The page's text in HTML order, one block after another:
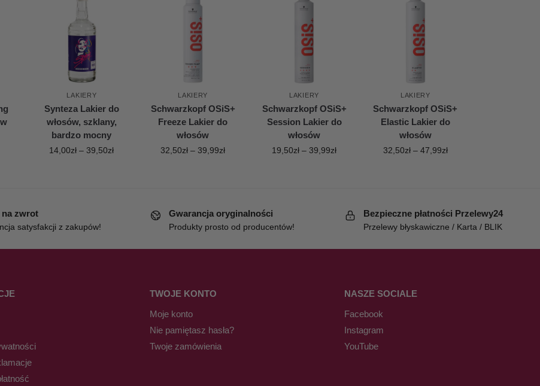
LAKIERY
Synteza Lakier do
włosów, szklany,
bardzo mocny
14,00zł – 39,50zł
LAKIERY
Schwarzkopf OSiS+
Freeze Lakier do
włosów
32,50zł – 39,99zł
LAKIERY
Schwarzkopf OSiS+
Session Lakier do
włosów
19,50zł – 39,99zł
LAKIERY
Schwarzkopf OSiS+
Elastic Lakier do
włosów
32,50zł – 47,99zł
na zwrot
satysfakcji z zakupów!
Gwarancja oryginalności
Produkty prosto od producentów!
Bezpieczne płatności Przelewy24
Przelewy błyskawiczne / Karta / BLIK
TWOJE KONTO
Moje konto
Nie pamiętasz hasła?
Twoje zamówienia
NASZE SOCIALE
Facebook
Instagram
YouTube